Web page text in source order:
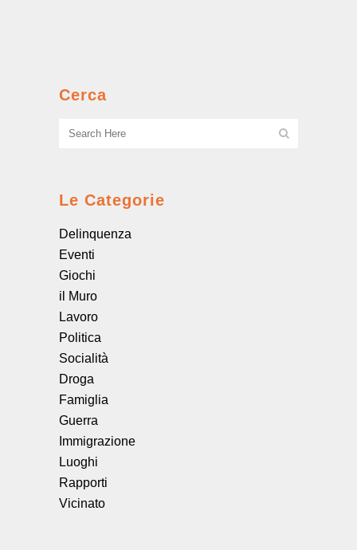
Cerca
Le Categorie
Delinquenza
Eventi
Giochi
il Muro
Lavoro
Politica
Socialità
Droga
Famiglia
Guerra
Immigrazione
Luoghi
Rapporti
Vicinato